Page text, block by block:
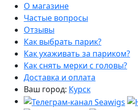
О магазине
Частые вопросы
Отзывы
Как выбрать парик?
Как ухаживать за париком?
Как снять мерки с головы?
Доставка и оплата
Ваш город: Курск